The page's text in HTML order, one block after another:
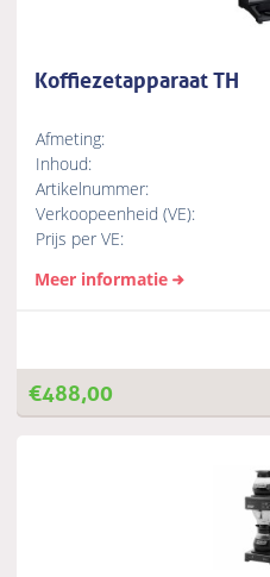
Koffiezetapparaat TH
Afmeting:
Inhoud:
Artikelnummer:
Verkoopeenheid (VE):
Prijs per VE:
Meer informatie
€488,00